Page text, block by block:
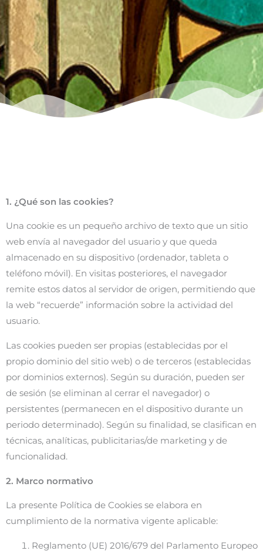
1. ¿Qué son las cookies?
Una cookie es un pequeño archivo de texto que un sitio
web envía al navegador del usuario y que queda
almacenado en su dispositivo (ordenador, tableta o
teléfono móvil). En visitas posteriores, el navegador
remite estos datos al servidor de origen, permitiendo que
la web “recuerde” información sobre la actividad del
usuario.
Las cookies pueden ser propias (establecidas por el
propio dominio del sitio web) o de terceros (establecidas
por dominios externos). Según su duración, pueden ser
de sesión (se eliminan al cerrar el navegador) o
persistentes (permanecen en el dispositivo durante un
periodo determinado). Según su finalidad, se clasifican en
técnicas, analíticas, publicitarias/de marketing y de
funcionalidad.
2. Marco normativo
La presente Política de Cookies se elabora en
cumplimiento de la normativa vigente aplicable:
Reglamento (UE) 2016/679 del Parlamento Europeo